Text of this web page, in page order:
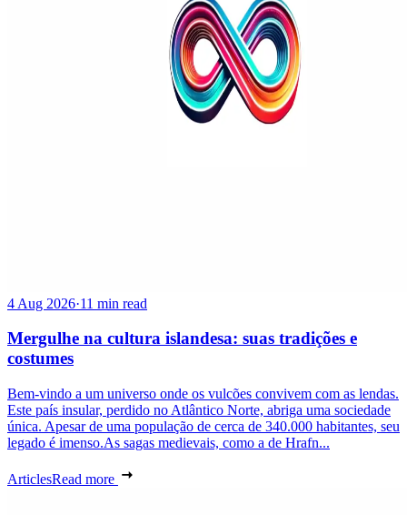
4 Aug 2026·11 min read
Mergulhe na cultura islandesa: suas tradições e
costumes
Bem-vindo a um universo onde os vulcões convivem com as lendas.
Este país insular, perdido no Atlântico Norte, abriga uma sociedade
única. Apesar de uma população de cerca de 340.000 habitantes, seu
legado é imenso.As sagas medievais, como a de Hrafn...
ArticlesRead more